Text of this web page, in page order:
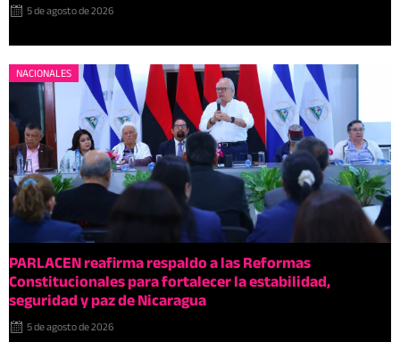
5 de agosto de 2026
NACIONALES
PARLACEN reafirma respaldo a las Reformas
Constitucionales para fortalecer la estabilidad,
seguridad y paz de Nicaragua
5 de agosto de 2026